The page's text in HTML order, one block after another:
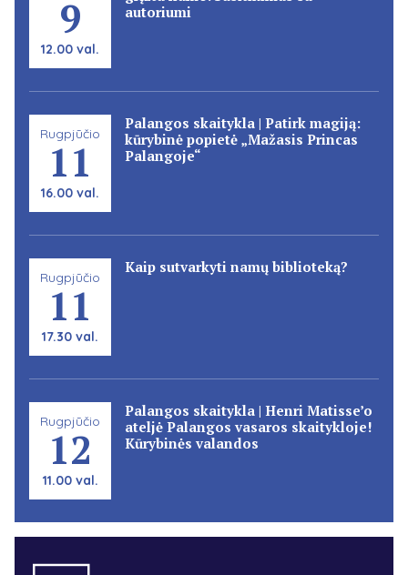
9
12.00 val.
autoriumi
Rugpjūčio
11
16.00 val.
Palangos skaitykla | Patirk magiją:
kūrybinė popietė „Mažasis Princas
Palangoje“
Rugpjūčio
11
17.30 val.
Kaip sutvarkyti namų biblioteką?
Rugpjūčio
12
11.00 val.
Palangos skaitykla | Henri Matisse’o
ateljė Palangos vasaros skaitykloje!
Kūrybinės valandos